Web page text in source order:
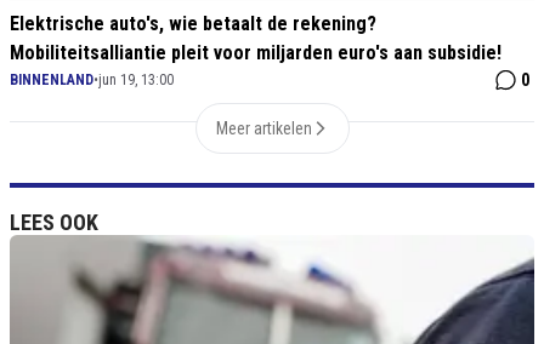
Elektrische auto's, wie betaalt de rekening?
Mobiliteitsalliantie pleit voor miljarden euro's aan subsidie!
BINNENLAND•jun 19, 13:00 0
Meer artikelen
LEES OOK